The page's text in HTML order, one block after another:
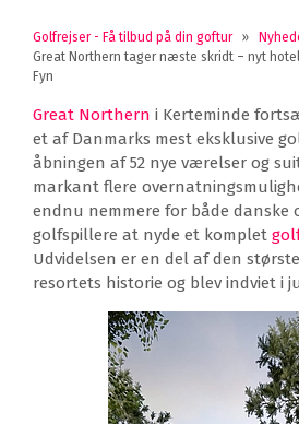
Golfrejser - Få tilbud på din goftur »
Great Northern tager næste skridt – nyt
Fyn
Great Northern i Kerteminde
et af Danmarks mest eksklusive
åbningen af 52 nye værelser og
markant flere
endnu nemmere for både danske
golfspillere at nyde et komplet
Udvidelsen er en del af den
resortets historie og blev indviet i